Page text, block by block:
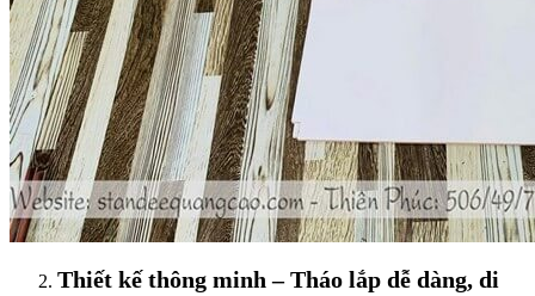
Thiết kế thông minh – Tháo lắp dễ dàng, di